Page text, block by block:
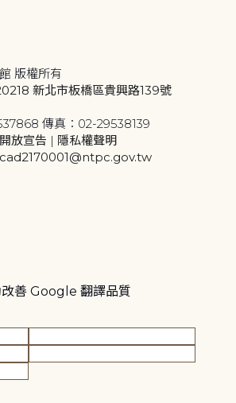
版權所有
新北市板橋區貴興路139號
傳真：02-29538139
放宣告 | 隱私權聲明
cad2170001@ntpc.gov.tw
善 Google 翻譯品質